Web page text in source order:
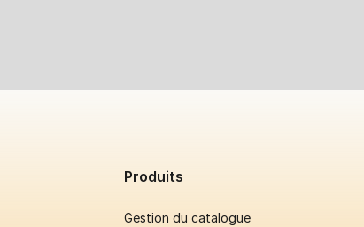
Produits
Gestion du catalogue